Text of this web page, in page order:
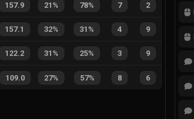
157.9 21% 78% 7 2
157.1 32% 31% 4 9
122.2 31% 25% 3 9
109.0 27% 57% 8 6